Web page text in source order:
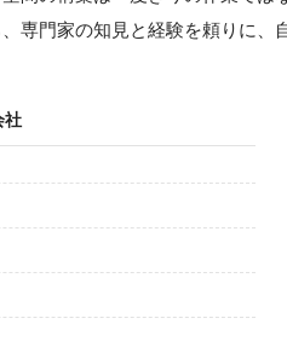
専門家の知見と経験を頼りに、
社